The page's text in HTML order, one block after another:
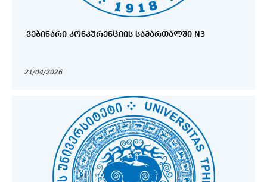
ᲕᲔᲑᲘᲜᲐᲠᲘ ᲙᲝᲜᲙᲣᲠᲔᲜᲪᲘᲘᲡ ᲡᲐᲛᲐᲠᲗᲐᲚᲨᲘ N3
21/04/2026